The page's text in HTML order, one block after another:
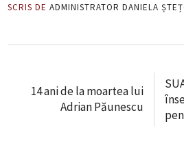
SCRIS DE ADMINISTRATOR DANIELA
14 ani de la moartea lui
Adrian Păunescu